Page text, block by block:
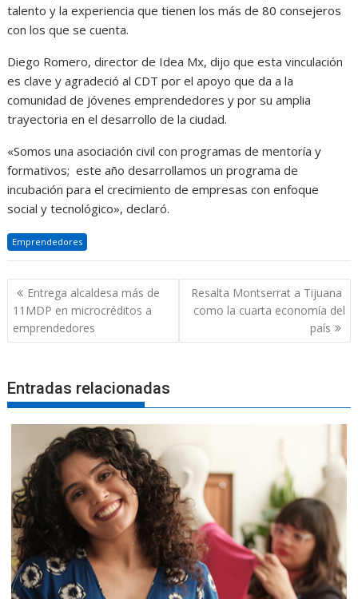
talento y la experiencia que tienen los más de 80 consejeros
con los que se cuenta.
Diego Romero, director de Idea Mx, dijo que esta vinculación
es clave y agradeció al CDT por el apoyo que da a la
comunidad de jóvenes emprendedores y por su amplia
trayectoria en el desarrollo de la ciudad.
«Somos una asociación civil con programas de mentoría y
formativos; este año desarrollamos un programa de
incubación para el crecimiento de empresas con enfoque
social y tecnológico», declaró.
Emprendedores
Navegación
de
entradas
Entrega alcaldesa más de
11MDP en microcréditos a
emprendedores
Resalta Montserrat a Tijuana
como la cuarta economía del
país
Entradas relacionadas